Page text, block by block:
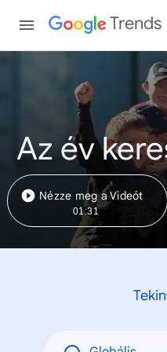
Trends
Az év
Nézze meg a Videót
01:31